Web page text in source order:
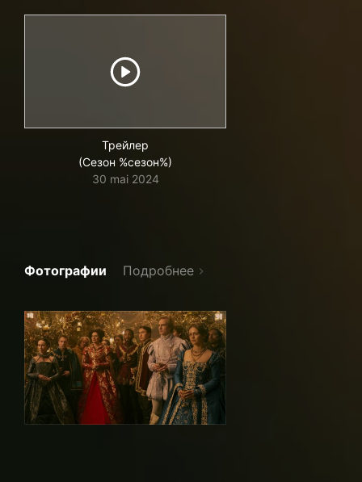
Трейлер
(Сезон %сезон%)
30 mai 2024
Фотографии Подробнее